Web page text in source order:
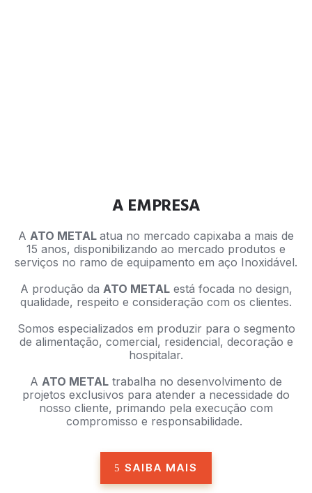
A EMPRESA
A ATO METAL atua no mercado capixaba a mais de
15 anos, disponibilizando ao mercado produtos e
serviços no ramo de equipamento em aço Inoxidável.
A produção da ATO METALestá focada no design,
qualidade, respeito e consideração com os clientes.
Somos especializados em produzir para o segmento
de alimentação, comercial, residencial, decoração e
hospitalar.
A ATO METAL trabalha no desenvolvimento de
projetos exclusivos para atender a necessidade do
nosso cliente, primando pela execução com
compromisso e responsabilidade.
SAIBA MAIS